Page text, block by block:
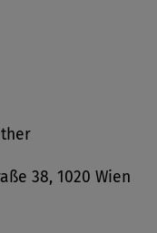
38, 1020 Wien